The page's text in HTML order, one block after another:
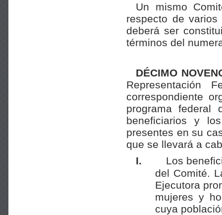
Un mismo
respecto de
deberá ser
términos del
DÉCIMO
Representación
correspondiente
programa
beneficiarios y
presentes en su
que se llevará a
I.
Los
del Comité.
Ejecutora
mujeres y
cuya